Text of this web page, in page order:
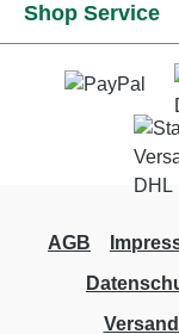
Shop Service
AGB